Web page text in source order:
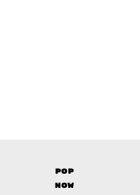
Pop
Now